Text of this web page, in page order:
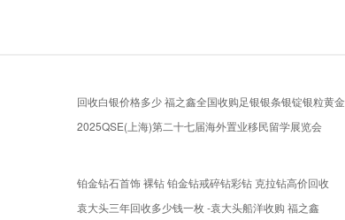
回收白银价格多少 福之鑫全国收购足银银条银锭银粒黄金
2025QSE(上海)第二十七届海外置业移民留学展览会
铂金钻石首饰 裸钻 铂金钻戒碎钻彩钻 克拉钻高价回收
袁大头三年回收多少钱一枚 -袁大头船洋收购 福之鑫